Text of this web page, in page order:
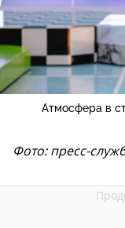
Атмосфера в
Фото: пресс-